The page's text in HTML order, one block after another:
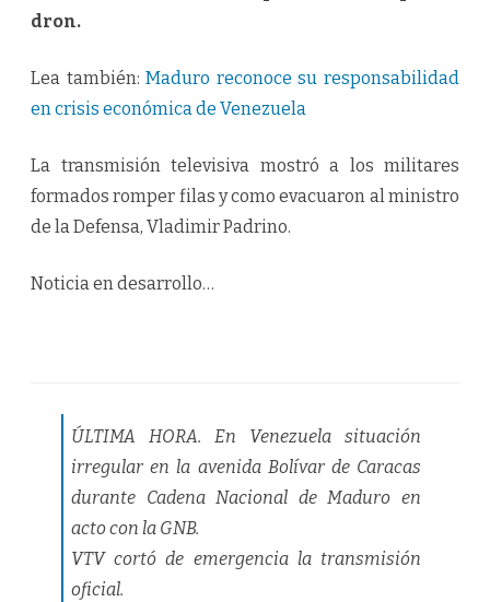
dron.
Lea también:Maduro reconoce su responsabilidad
en crisis económica de Venezuela
La transmisión televisiva mostró a los militares
formados romper filas y como evacuaron al ministro
de la Defensa, Vladimir Padrino.
Noticia en desarrollo…
ÚLTIMA HORA. En Venezuela situación
irregular en la avenida Bolívar de Caracas
durante Cadena Nacional de Maduro en
acto con la GNB.
VTV cortó de emergencia la transmisión
oficial.